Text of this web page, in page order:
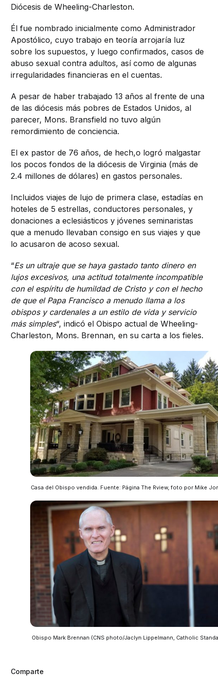
Diócesis de Wheeling-Charleston.
Él fue nombrado inicialmente como Administrador
Apostólico, cuyo trabajo en teoría arrojaría luz
sobre los supuestos, y luego confirmados, casos de
abuso sexual contra adultos, así como de algunas
irregularidades financieras en el cuentas.
A pesar de haber trabajado 13 años al frente de una
de las diócesis más pobres de Estados Unidos, al
parecer, Mons. Bransfield no tuvo algún
remordimiento de conciencia.
El ex pastor de 76 años, de hech,o logró malgastar
los pocos fondos de la diócesis de Virginia (más de
2.4 millones de dólares) en gastos personales.
Incluidos viajes de lujo de primera clase, estadías en
hoteles de 5 estrellas, conductores personales, y
donaciones a eclesiásticos y jóvenes seminaristas
que a menudo llevaban consigo en sus viajes y que
lo acusaron de acoso sexual.
“Es un ultraje que se haya gastado tanto dinero en
lujos excesivos, una actitud totalmente incompatible
con el espíritu de humildad de Cristo y con el hecho
de que el Papa Francisco a menudo llama a los
obispos y cardenales a un estilo de vida y servicio
más simples“, indicó el Obispo actual de Wheeling-
Charleston, Mons. Brennan, en su carta a los fieles.
Casa del Obispo vendida. Fuente: Página The Rview, foto por Mike
Obispo Mark Brennan (CNS photo/Jaclyn Lippelmann, Catholic
Comparte